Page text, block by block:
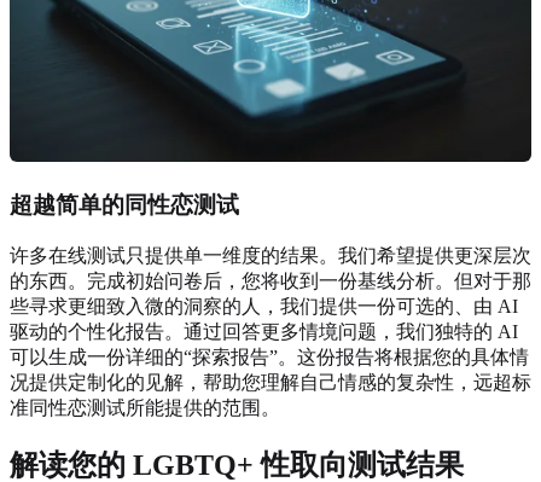
超越简单的同性恋测试
许多在线测试只提供单一维度的结果。我们希望提供更深层次
的东西。完成初始问卷后，您将收到一份基线分析。但对于那
些寻求更细致入微的洞察的人，我们提供一份可选的、由 AI
驱动的个性化报告。通过回答更多情境问题，我们独特的 AI
可以生成一份详细的“探索报告”。这份报告将根据您的具体情
况提供定制化的见解，帮助您理解自己情感的复杂性，远超标
准同性恋测试所能提供的范围。
解读您的 LGBTQ+ 性取向测试结果